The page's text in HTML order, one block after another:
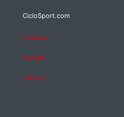
CicloSport.com
Produkte
Kontakt
Service